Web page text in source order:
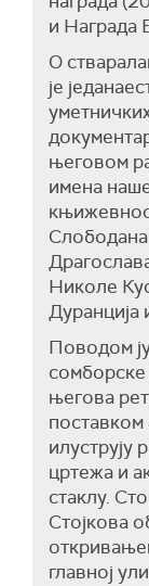
и Награда
О
је
његовом
имена
Николе
Дуранција
Поводом
сомборске
његова
поставком
илуструју
цртежа и
стаклу.
Стојкова
главној